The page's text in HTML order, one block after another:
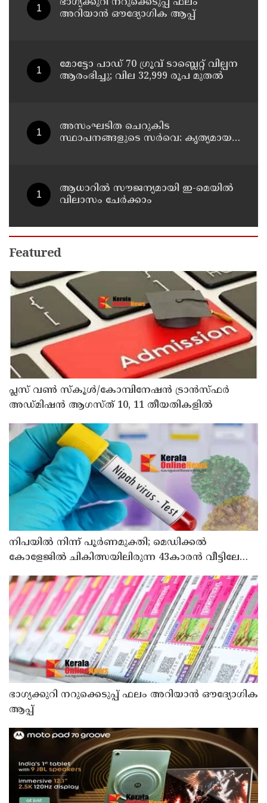
അറിയാൻ ഔദ്യോഗിക ആപ്പ്
മോട്ടോ പാഡ് 70 ഗ്രൂവ് ടാബ്ലെറ്റ് വില്പന
ആരംഭിച്ചു; വില 32,999 രൂപ മുതൽ
അസംഘടിത ചെറുകിട
സ്ഥാപനങ്ങളുടെ സർവെ: കൃത്യമായ
ആധാറിൽ സൗജന്യമായി ഇ-മെയിൽ
വിലാസം ചേർക്കാം
Featured
പ്ലസ് വൺ സ്‌കൂൾ/കോമ്പിനേഷൻ ട്രാൻസ്ഫർ
അഡ്മിഷൻ ആഗസ്ത് 10, 11 തീയതികളിൽ
നിപയിൽ നിന്ന് പൂർണമുക്തി; മെഡിക്കൽ
കോളേജിൽ ചികിത്സയിലിരുന്ന 43കാരൻ വീട്ടിലേക്ക്
ഭാഗ്യക്കുറി നറുക്കെടുപ്പ് ഫലം അറിയാൻ ഔദ്യോഗിക
ആപ്പ്